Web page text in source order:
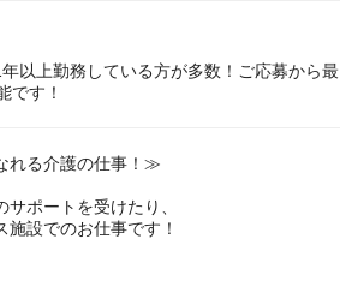
以上勤務している方が多数！ご応募から最
です！
れる介護の仕事！≫
ポートを受けたり、
設でのお仕事です！